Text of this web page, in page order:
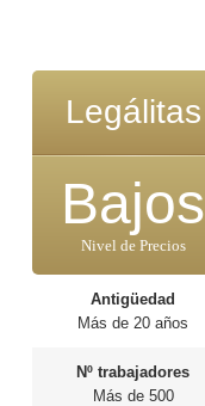
Legálitas
Bajos
Nivel de Precios
Antigüedad
Más de 20 años
Nº trabajadores
Más de 500